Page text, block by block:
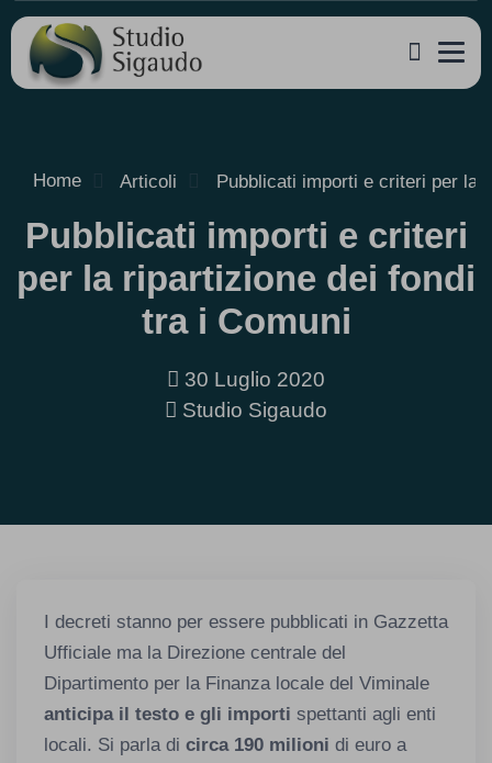
Home Articoli Pubblicati importi e criteri per la
Pubblicati importi e criteri
per la ripartizione dei fondi
tra i Comuni
30 Luglio 2020
Studio Sigaudo
I decreti stanno per essere pubblicati in Gazzetta
Ufficiale ma la Direzione centrale del
Dipartimento per la Finanza locale del Viminale
anticipa il testo e gli importi spettanti agli enti
locali. Si parla di circa 190 milioni di euro a